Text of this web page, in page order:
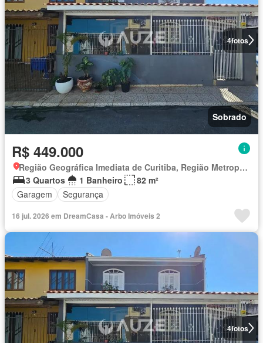
4fotos
Sobrado
R$ 449.000
Região Geográfica Imediata de Curitiba, Região Metropolitana de Curitiba
3 Quartos
1 Banheiro
82 m²
Garagem
Segurança
16 jul. 2026 em DreamCasa - Arbo Imóveis 2
4fotos